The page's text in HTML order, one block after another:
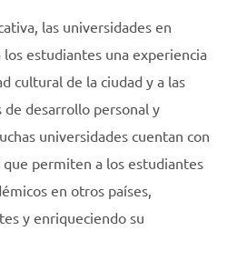
las universidades en
estudiantes una experiencia
cultural de la ciudad y a las
desarrollo personal y
universidades cuentan con
permiten a los estudiantes
en otros países,
y enriqueciendo su